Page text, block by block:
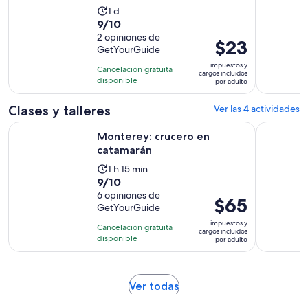
La
actividad
dura
1
día
1 d
9.0
de
10
con
2
opiniones
9/10
2 opiniones de
GetYourGuide
Cancelación gratuita
disponible
El
precio
es
de
por
$23
impuestos y
cargos incluidos
por adulto
Clases y talleres Ver las 4 actividades
Monterey: crucero en
catamarán
La
actividad
dura
1
hora
y
15
minutos
1 h 15 min
9.0
de
10
con
6
opiniones
9/10
6 opiniones de
GetYourGuide
Cancelación gratuita
disponible
El
precio
es
de
$65
impuestos y
cargos incluidos
por adulto
Monterey: crucero en catamarán Se abrirá en una nueva
Bahía de
Ver todasSe